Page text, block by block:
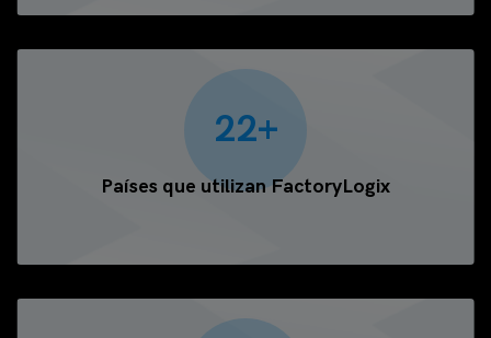
22+
Países que utilizan FactoryLogix